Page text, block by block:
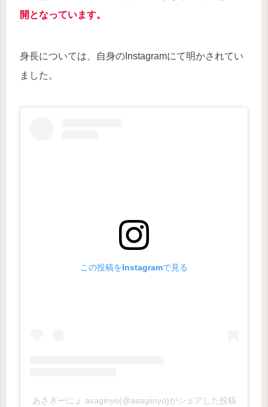
開となっています。
身長については、自身のInstagramにて明かされてい
ました。
この投稿をInstagramで見る
あさぎーにょ asaginyo(@asagiinyo)がシェアした投稿